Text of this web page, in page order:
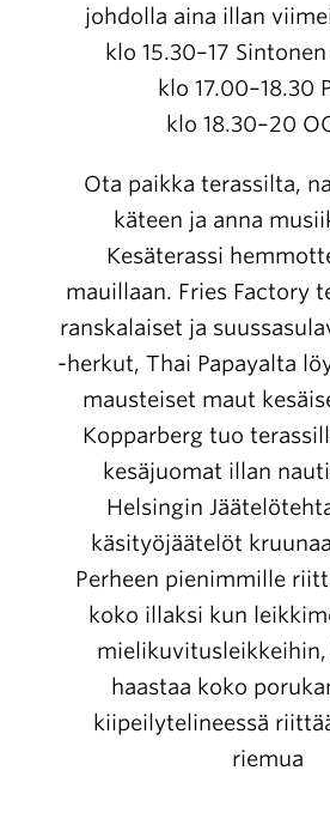
johdolla aina illan
klo 15.30–17
klo 17.00–18.30
klo 18.30–20
Ota paikka terassilta,
käteen ja anna
Kesäterassi
mauillaan. Fries Factory
ranskalaiset ja
-herkut, Thai Papayalta
mausteiset maut
Kopparberg tuo
kesäjuomat illan
Helsingin
käsityöjäätelöt
Perheen pienimmille
koko illaksi kun
haastaa koko
kiipeilytelineessä
riemua